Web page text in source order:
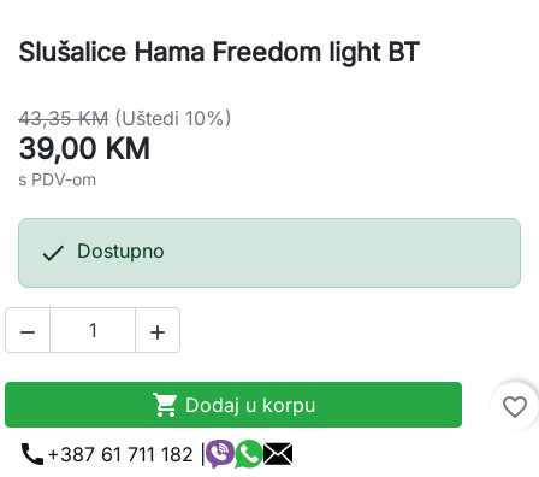
Slušalice Hama Freedom light BT
43,35 KM (Uštedi 10%)
39,00 KM
s PDV-om
 Dostupno
 
 Dodaj u korpu
favorite_border
call +387 61 711 182 |